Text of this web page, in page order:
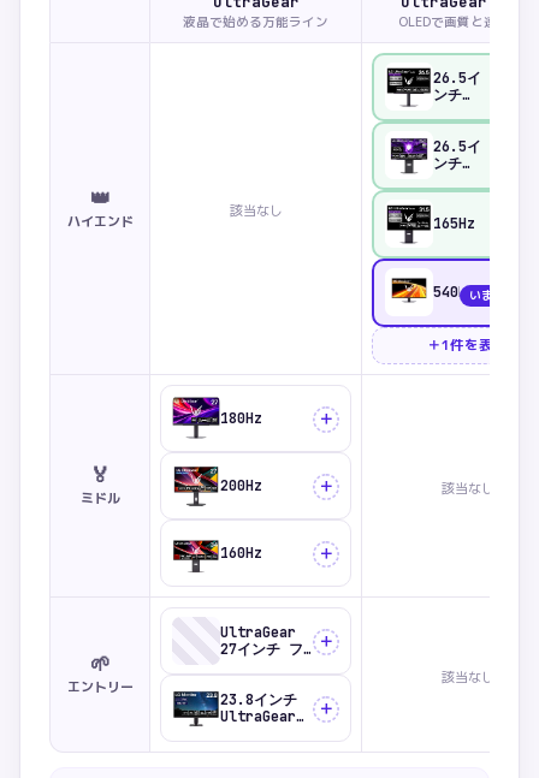
液晶で始める万能ライン OLEDで画質と速さ両立
👑
ハイエンド
該当なし
26.5イ
ンチ
0.03ms
グレアパ
ネル ゲ
モニター
26.5イ
ンチ
0.03ms
ゲーミン
グモニタ
165Hz
540Hzいま見てい
＋1件を表示
🏅
ミドル
180Hz ＋
200Hz ＋
160Hz ＋
該当なし
🌱
エントリー
UltraGear
27インチ フ
144Hz
1ms(GTG) ゲ
ーミングモニ
＋
23.8インチ
UltraGear
144Hz
＋
該当なし